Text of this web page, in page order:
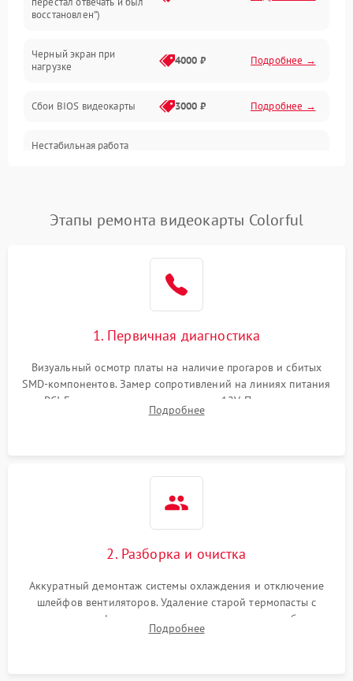
Электропитание
ПО
Электронные компоненты
Общие поломки
Механические повреждения
восстановлен”)
Черный экран при
нагрузке
4000 ₽ Подробнее →
Сбои BIOS видеокарты 3000 ₽ Подробнее →
Нестабильная работа
Этапы ремонта видеокарты Colorful
1. Первичная диагностика
Визуальный осмотр платы на наличие прогаров и сбитых
SMD-компонентов. Замер сопротивлений на линиях питания
PCI-E и дополнительных разъемах 12V. Проверка на
короткое замыкание основных дросселей питания GPU и
Подробнее
2. Разборка и очистка
Аккуратный демонтаж системы охлаждения и отключение
шлейфов вентиляторов. Удаление старой термопасты с
кристалла графического чипа и термопрокладок с банок
памяти и зоны VRM. Очистка платы от пыли и окислов.
Подробнее